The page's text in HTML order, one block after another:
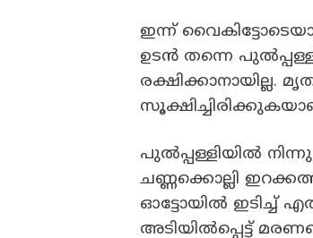
​ഇന്ന്
ഉടൻ തന്നെ
രക്ഷിക്കാനായില്ല.
പുൽപ്പള്ളിയിൽ
ചണ്ണക്കൊല്ലി
ഓട്ടോയിൽ ഇടിച്ച്
അടിയിൽപ്പെട്ട്